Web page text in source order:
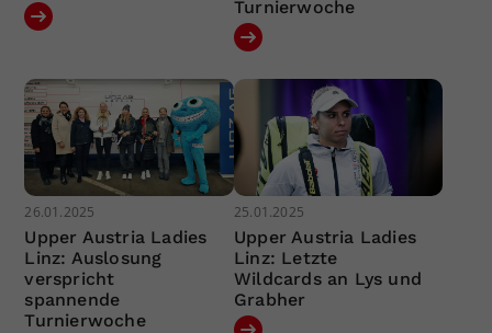
Turnierwoche
26.01.2025
Upper Austria Ladies
Linz: Auslosung
verspricht
spannende
Turnierwoche
25.01.2025
Upper Austria Ladies
Linz: Letzte
Wildcards an Lys und
Grabher